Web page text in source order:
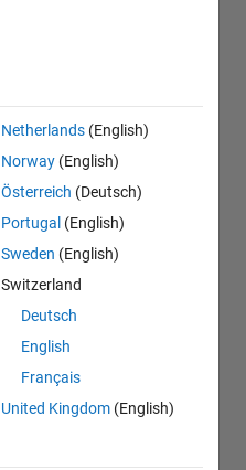
Netherlands (English)
Norway (English)
Österreich (Deutsch)
Portugal (English)
Sweden (English)
Switzerland
Deutsch
English
Français
United Kingdom (English)